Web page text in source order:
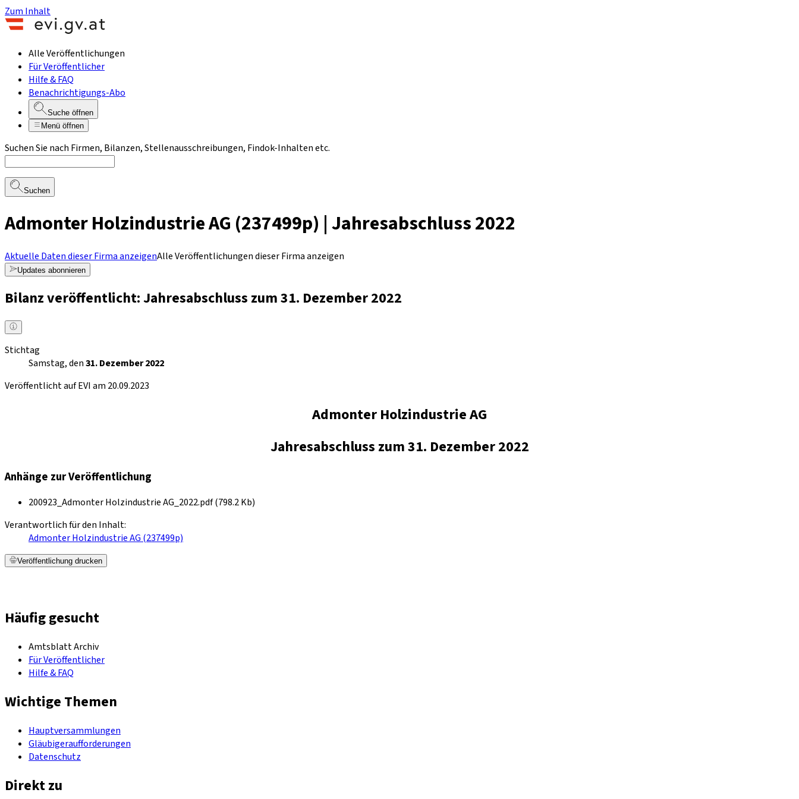
Zum Inhalt
Alle Veröffentlichungen
Für Veröffentlicher
Hilfe & FAQ
Benachrichtigungs-Abo
Suche öffnen
Menü öffnen
Suchen Sie nach Firmen, Bilanzen, Stellenausschreibungen, Findok-Inhalten etc.
Suchen
Admonter Holzindustrie AG (237499p) | Jahresabschluss 2022
Aktuelle Daten dieser Firma anzeigenAlle Veröffentlichungen dieser Firma anzeigen
Updates abonnieren
Bilanz veröffentlicht: Jahresabschluss zum 31. Dezember 2022
Stichtag
Samstag, den31. Dezember 2022
Veröffentlicht auf EVI am 20.09.2023
Admonter Holzindustrie AG
Jahresabschluss zum 31. Dezember 2022
Anhänge zur Veröffentlichung
200923_Admonter Holzindustrie AG_2022.pdf (798.2 Kb)
Verantwortlich für den Inhalt:
Admonter Holzindustrie AG (237499p)
Veröffentlichung drucken
Häufig gesucht
Amtsblatt Archiv
Für Veröffentlicher
Hilfe & FAQ
Wichtige Themen
Hauptversammlungen
Gläubigeraufforderungen
Datenschutz
Direkt zu